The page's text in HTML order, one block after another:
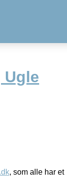
, som alle har et